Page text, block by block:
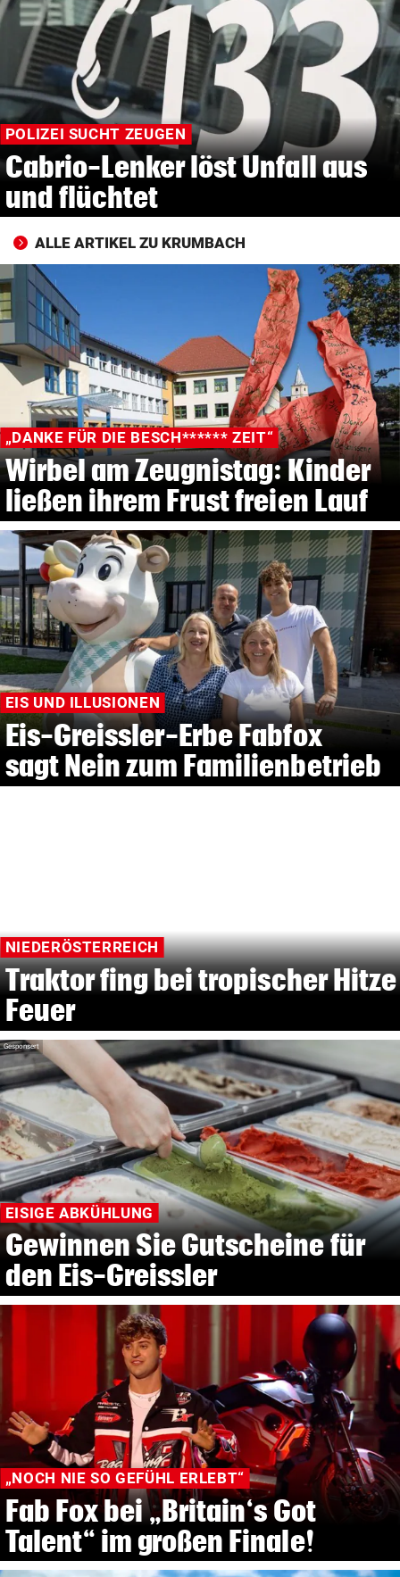
© Krone Multimedia GmbH & Co KG 2026
Muthgasse 2, 1190 Wien
POLIZEI SUCHT ZEUGEN
Cabrio-Lenker löst Unfall aus
und flüchtet
ALLE ARTIKEL ZU KRUMBACH
„DANKE FÜR DIE BESCH****** ZEIT“
Wirbel am Zeugnistag: Kinder
ließen ihrem Frust freien Lauf
EIS UND ILLUSIONEN
Eis-Greissler-Erbe Fabfox
sagt Nein zum Familienbetrieb
NIEDERÖSTERREICH
Traktor fing bei tropischer Hitze
Feuer
EISIGE ABKÜHLUNG
Gewinnen Sie Gutscheine für
den Eis-Greissler
Gesponsert
„NOCH NIE SO GEFÜHL ERLEBT“
Fab Fox bei „Britain‘s Got
Talent“ im großen Finale!